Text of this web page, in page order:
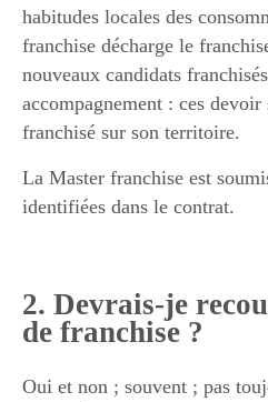
habitudes locales des
franchise décharge le
nouveaux candidats
accompagnement : ces
franchisé sur son territoire.
La Master franchise est
identifiées dans le contrat.
2. Devrais-je
de franchise ?
Oui et non ; souvent ; pas